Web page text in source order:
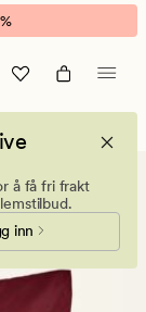
å få fri frakt
inn